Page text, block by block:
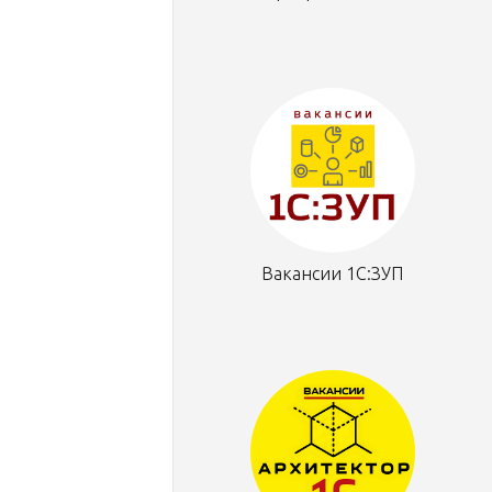
Вакансии 1С:ЗУП